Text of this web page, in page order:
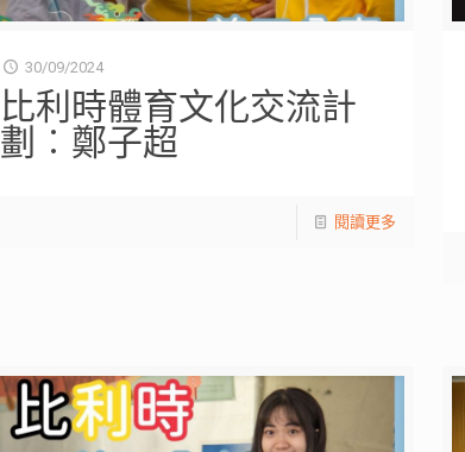
30/09/2024
比利時體育文化交流計
劃︰鄭子超
閱讀更多